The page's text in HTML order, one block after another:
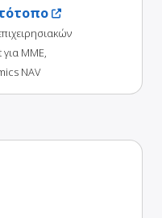
για ΜΜΕ,
NAV